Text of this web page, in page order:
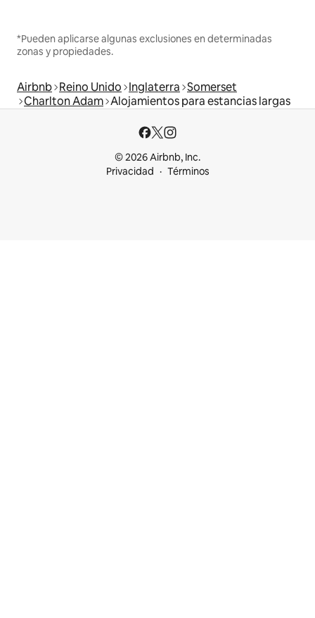
*Pueden aplicarse algunas exclusiones en determinadas
zonas y propiedades.
Airbnb Reino Unido Inglaterra Somerset
Charlton Adam Alojamientos para estancias largas
© 2026 Airbnb, Inc.
Privacidad
Términos